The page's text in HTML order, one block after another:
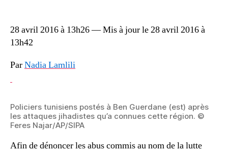
28 avril 2016 à 13h26 — Mis à jour le 28 avril 2016 à
13h42
ParNadia Lamlili
Policiers tunisiens postés à Ben Guerdane (est) après
les attaques jihadistes qu’a connues cette région. ©
Feres Najar/AP/SIPA
Afin de dénoncer les abus commis au nom de la lutte